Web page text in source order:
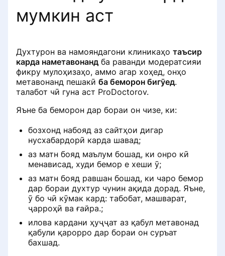
Кӣ метавонад фикру мулоҳиза
нависад
Кадом ҳуҷҷат метавонад
эътимоднокии бозхондро тасдиқ
кунад
Ҳангоми санҷиши бозхонд қабули
онлайнро чӣ гуна тасдиқ кардан
мумкин аст
Чӣ тавр илова кардани фикру
мулоҳизаҳо
Почему отзыв может быть
отклонен и как его исправить для
повторной отправки
Чӣ тавр фикру мулоҳизаҳои худро
аз портал хориҷ кардан мумкин
Чӣ тавр бекор кардани таъинот
Чӣ тавр пайдо кардани клиника
дар портал ProDoctorov
Чӣ гуна клиникаро аз рӯи намуди
пайдо кардан мумкин аст
Чӣ гуна ба таҳлилҳо номнавис
шудан мумкин аст
⚠️ Как записаться на анализы
(обновление станет доступно
10.08.2026)
Вуруд бо нархи клуб
тасдиқ кардан мумкин аст
ProDoctorov
навсозӣ мекунад
Чӣ тавр духтур ҷои корашро
навсозӣ мекунад
Системаи миннатдории онлайн чӣ
Чӣ тавр ба ҳамкоратон тавсия
додан мумкин аст
Идоракунии боварӣ
Кортҳои видеоӣ
Тамос бо духтур
Чаро бозхонди бемор нопадид
Правила размещения ответов на
отзывы
Чати хусусӣ бо бемор
бораи дору тарк кардан мумкин
аст
Қоидаҳои ҷойгиркунии
баррасиҳои доруворӣ
Удалить отзыв о себе
Расширенная проверка
негативных отзывов
мумкин аст
Духтурон ва намояндагони клиникаҳо таъсир
карда наметавонанд ба раванди модератсияи
фикру мулоҳизаҳо, аммо агар хоҳед, онҳо
метавонанд пешакӣ ба беморон бигӯед.
талабот чӣ гуна аст ProDoctorov.
Яъне ба беморон дар бораи он чизе, ки:
бозхонд набояд аз сайтҳои дигар
нусхабардорӣ карда шавад;
аз матн бояд маълум бошад, ки онро кӣ
менависад, худи бемор е хеши ӯ;
аз матн бояд равшан бошад, ки чаро бемор
дар бораи духтур чунин ақида дорад. Яъне,
ӯ бо чӣ кӯмак кард: табобат, машварат,
ҷарроҳӣ ва ғайра.;
илова кардани ҳуҷҷат аз қабул метавонад
қабули қарорро дар бораи он суръат
бахшад.